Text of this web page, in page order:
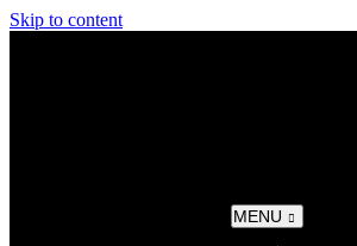
Skip to content
MENU